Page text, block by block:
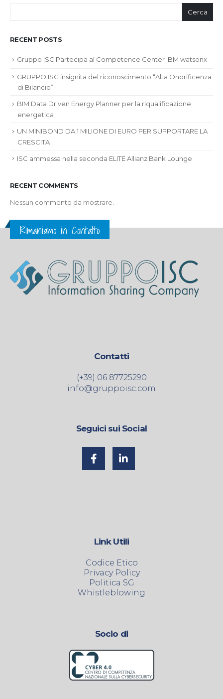
Cerca
RECENT POSTS
Gruppo ISC Partecipa al Competence Center IBM watsonx
GRUPPO ISC insignita del riconoscimento “Alta Onorificenza
di Bilancio”
BIM Data Driven Energy Planner per la riqualificazione
energetica
UN MINIBOND DA 1 MILIONE DI EURO PER SUPPORTARE LA
CRESCITA
ISC ammessa nella seconda ELITE Allianz Bank Lounge
RECENT COMMENTS
Nessun commento da mostrare.
Rimaniamo in Contatto
Contatti
(+39) 06 87725290
info@gruppoisc.com
Seguici sui Social
Link Utili
Codice Etico
Privacy Policy
Politica SG
Whistleblowing
Socio di